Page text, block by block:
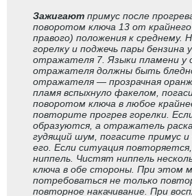
Зажигают примус после
поворотом ключа 13 от
правого) положения к среднему.
горелку и поджечь пары бензина
отражателя 7. Языки пламени у
отражателя должны быть
отражателя — прозрачная
пламя вспыхнуло факелом,
поворотом ключа в любое
повторите прогрев горелки.
образуются, а отражатель
гудящий шум, погасите примус
его. Если ситуация
ниппель. Чистят ниппель
ключа в обе стороны. При этом
потребоваться не только
повторное накачивание. При